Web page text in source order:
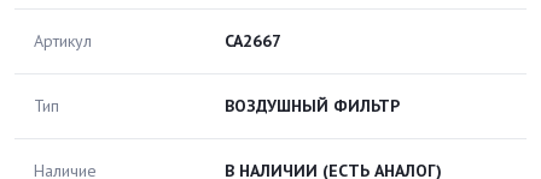
Артикул CA2667
Тип ВОЗДУШНЫЙ ФИЛЬТР
Наличие В НАЛИЧИИ (ЕСТЬ АНАЛОГ)